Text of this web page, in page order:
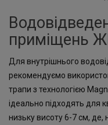
приміщень
Для внутрішнього
рекомендуємо
трапи з технологією
ідеально підходять для
низьку висоту 6-7 см, де,